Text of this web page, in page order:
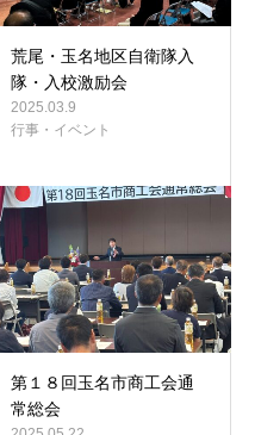
荒尾・玉名地区自衛隊入
隊・入校激励会
2025.03.9
行事・イベント
第１８回玉名市商工会通
常総会